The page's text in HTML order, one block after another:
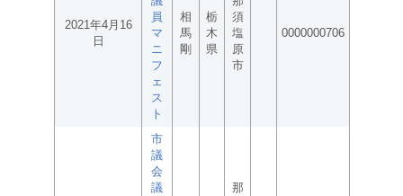
2021年4月16
日
員
マ
ニ
フ
ェ
ス
ト
相
馬
剛
栃
木
県
須
塩
原
市
0000000706
市
議
会
議
那